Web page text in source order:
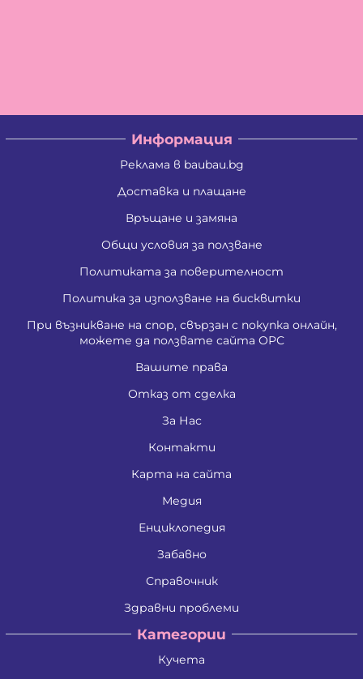
Информация
Реклама в baubau.bg
Доставка и плащане
Връщане и замяна
Общи условия за ползване
Политиката за поверителност
Политика за използване на бисквитки
При възникване на спор, свързан с покупка онлайн,
можете да ползвате сайта ОРС
Вашите права
Отказ от сделка
За Нас
Контакти
Карта на сайта
Медия
Енциклопедия
Забавно
Справочник
Здравни проблеми
Категории
Кучета